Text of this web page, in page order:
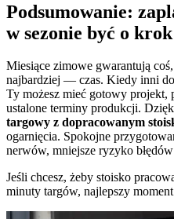
Podsumowanie:
w sezonie być o
Miesiące zimowe gwarantują
najbardziej — czas. Kiedy inni
Ty możesz mieć gotowy projekt,
ustalone terminy produkcji.
targowy z dopracowanym
ogarnięcia. Spokojne
nerwów, mniejsze ryzyko
Jeśli chcesz, żeby stoisko
minuty targów, najlepszy moment